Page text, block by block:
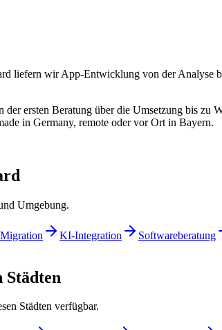
liefern wir App-Entwicklung von der
ersten Beratung über die Umsetzung bis
in Germany, remote oder vor Ort in Bayern.
Umgebung.
KI-Integration
Softwareberatung
Städten verfügbar.